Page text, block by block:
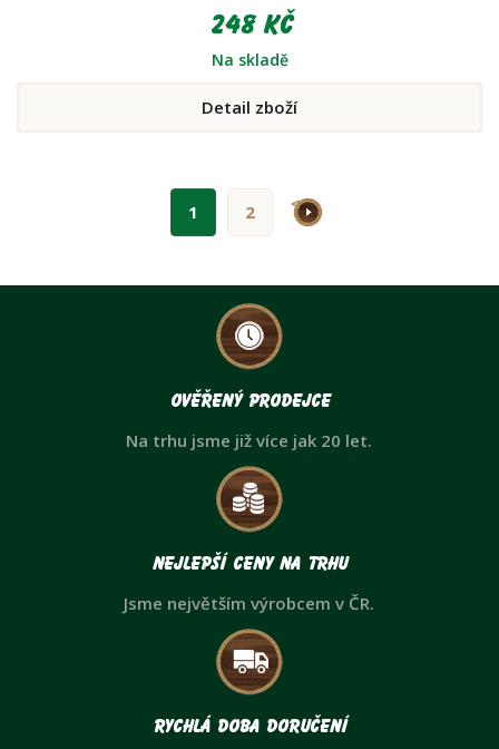
248 Kč
Na skladě
Detail zboží
1 2 >
Ověřený prodejce
Na trhu jsme již více jak 20 let.
Nejlepší ceny na trhu
Jsme největším výrobcem v ČR.
Rychlá doba doručení